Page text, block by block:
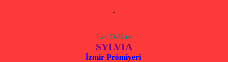
Leo Delibes
SYLVIA
İzmir Prömiyeri